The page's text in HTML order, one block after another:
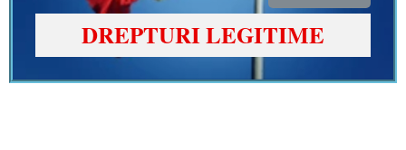
DREPTURI LEGITIME